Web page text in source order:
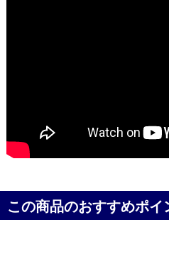
この商品のおすすめポイ